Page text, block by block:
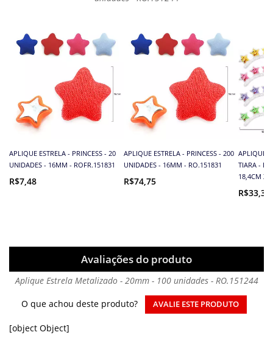
APLIQUE ESTRELA - PRINCESS - 20
UNIDADES - 16MM - ROFR.151831
R$7,48
APLIQUE ESTRELA - PRINCESS - 200
UNIDADES - 16MM - RO.151831
R$74,75
APLIQUE
TIARA -
18,4CM X
R$33,35
Avaliações do produto
Aplique Estrela Metalizado - 20mm - 100 unidades - RO.151244
O que achou deste produto?
AVALIE ESTE PRODUTO
[object Object]